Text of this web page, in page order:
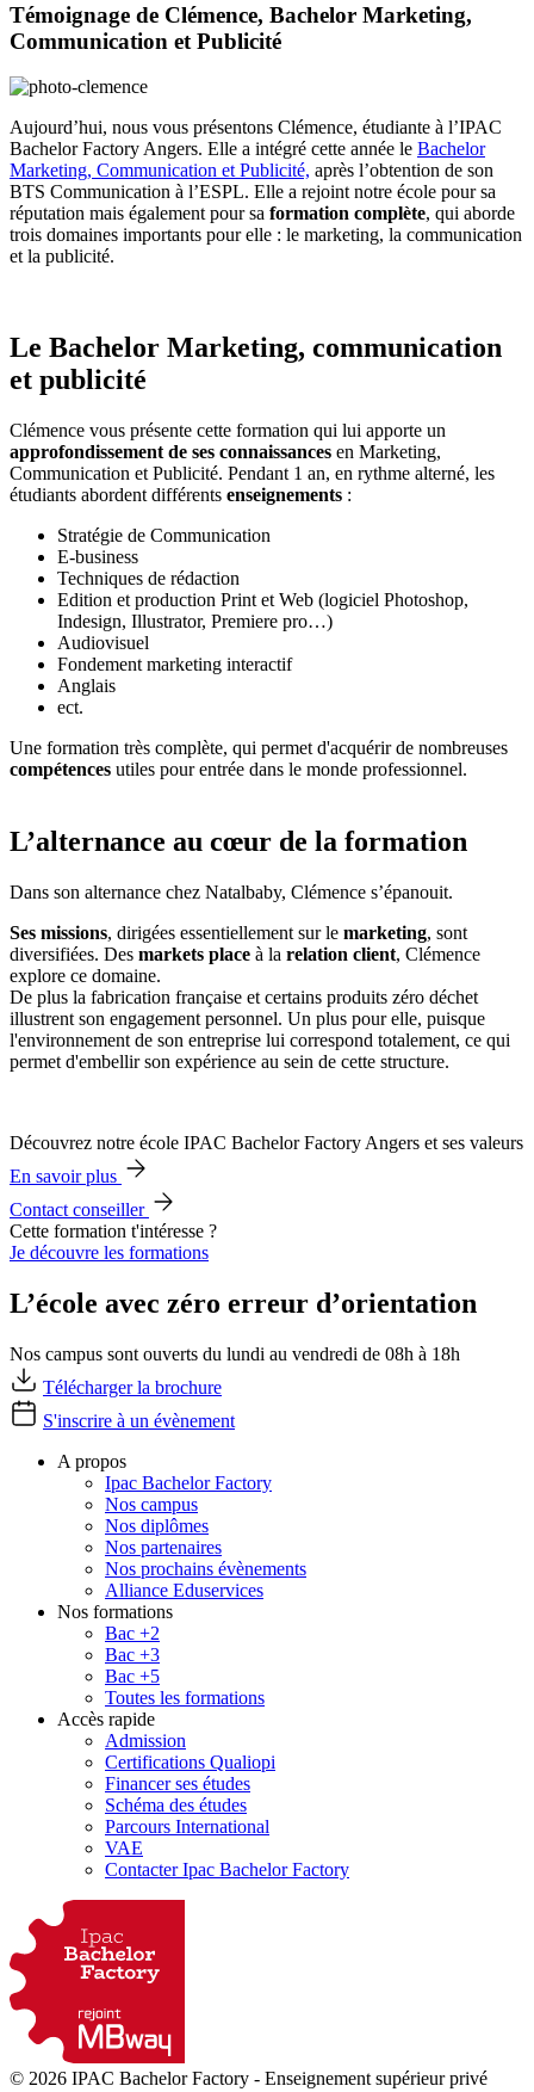
Témoignage de Clémence, Bachelor Marketing,
Communication et Publicité
Aujourd’hui, nous vous présentons Clémence, étudiante à l’IPAC
Bachelor Factory Angers. Elle a intégré cette année le Bachelor
Marketing, Communication et Publicité, après l’obtention de son
BTS Communication à l’ESPL. Elle a rejoint notre école pour sa
réputation mais également pour sa formation complète, qui aborde
trois domaines importants pour elle : le marketing, la communication
et la publicité.
Le Bachelor Marketing, communication
et publicité
Clémence vous présente cette formation qui lui apporte un
approfondissement de ses connaissances en Marketing,
Communication et Publicité. Pendant 1 an, en rythme alterné, les
étudiants abordent différents enseignements :
Stratégie de Communication
E-business
Techniques de rédaction
Edition et production Print et Web (logiciel Photoshop,
Indesign, Illustrator, Premiere pro…)
Audiovisuel
Fondement marketing interactif
Anglais
ect.
Une formation très complète, qui permet d'acquérir de nombreuses
compétences utiles pour entrée dans le monde professionnel.
L’alternance au cœur de la formation
Dans son alternance chez Natalbaby, Clémence s’épanouit.
Ses missions, dirigées essentiellement sur le marketing, sont
diversifiées. Des markets place à la relation client, Clémence
explore ce domaine.
De plus la fabrication française et certains produits zéro déchet
illustrent son engagement personnel. Un plus pour elle, puisque
l'environnement de son entreprise lui correspond totalement, ce qui
permet d'embellir son expérience au sein de cette structure.
Découvrez notre école IPAC Bachelor Factory Angers et ses valeurs
En savoir plus
Contact conseiller
Cette formation t'intéresse ?
Je découvre les formations
L’école avec zéro erreur d’orientation
Nos campus sont ouverts du lundi au vendredi de 08h à 18h
Télécharger la brochure
S'inscrire à un évènement
A propos
Ipac Bachelor Factory
Nos campus
Nos diplômes
Nos partenaires
Nos prochains évènements
Alliance Eduservices
Nos formations
Bac +2
Bac +3
Bac +5
Toutes les formations
Accès rapide
Admission
Certifications Qualiopi
Financer ses études
Schéma des études
Parcours International
VAE
Contacter Ipac Bachelor Factory
© 2026 IPAC Bachelor Factory - Enseignement supérieur privé